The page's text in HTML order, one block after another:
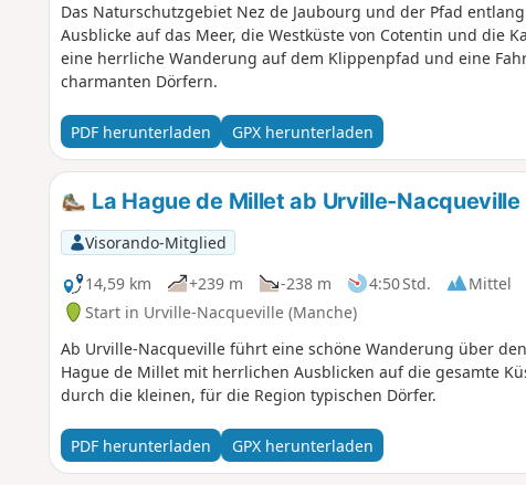
Das Naturschutzgebiet Nez de Jaubourg und der Pfad
Ausblicke auf das Meer, die Westküste von Cotentin und die
eine herrliche Wanderung auf dem Klippenpfad und eine
charmanten Dörfern.
PDF herunterladen GPX herunterladen
La Hague de Millet ab Urville-Nacqueville
Visorando-Mitglied
14,59 km
+239 m -238 m 4:50 Std.
Mittel
Start in Urville-Nacqueville (Manche)
Ab Urville-Nacqueville führt eine schöne Wanderung über
Hague de Millet mit herrlichen Ausblicken auf die gesamte
durch die kleinen, für die Region typischen Dörfer.
PDF herunterladen GPX herunterladen